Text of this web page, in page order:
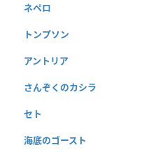
ネペロ
トンプソン
アントリア
さんぞくのカシラ
セト
海底のゴースト